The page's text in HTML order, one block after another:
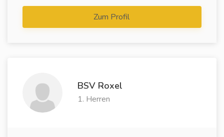
Zum Profil
BSV Roxel
1. Herren